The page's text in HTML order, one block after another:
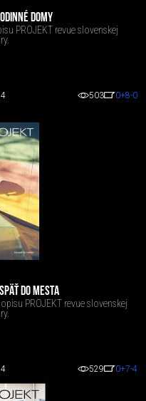
DOMY
PROJEKT revue slovenskej
503 0+8-0
DO MESTA
PROJEKT revue slovenskej
529 0+7-4